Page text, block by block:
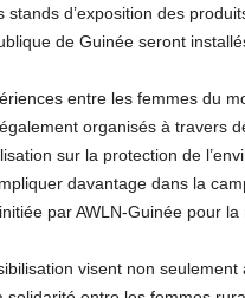
standsd’exposition des
de Guinée seront
entre les femmes du
organisés à travers
sur la protection de
davantage dans la
parAWLN-Guinéepour la
visent non seulement